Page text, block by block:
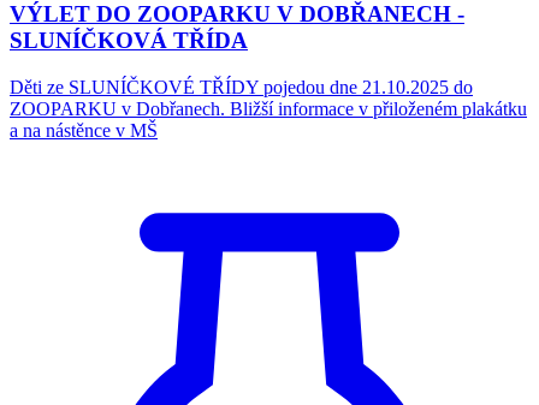
VÝLET DO ZOOPARKU V DOBŘANECH -
SLUNÍČKOVÁ TŘÍDA
Děti ze SLUNÍČKOVÉ TŘÍDY pojedou dne 21.10.2025 do
ZOOPARKU v Dobřanech. Bližší informace v přiloženém plakátku
a na nástěnce v MŠ